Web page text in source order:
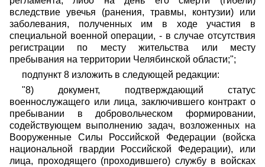
вследствие увечья (ранения, травмы, контузии) или
заболевания, полученных им в ходе участия в
специальной военной операции, - в случае отсутствия
регистрации по месту жительства или месту
пребывания на территории Челябинской области;";
подпункт 8 изложить в следующей редакции:
"8) документ, подтверждающий статус
военнослужащего или лица, заключившего контракт о
пребывании в добровольческом формировании,
содействующем выполнению задач, возложенных на
Вооруженные Силы Российской Федерации (войска
национальной гвардии Российской Федерации), или
лица, проходящего (проходившего) службу в войсках